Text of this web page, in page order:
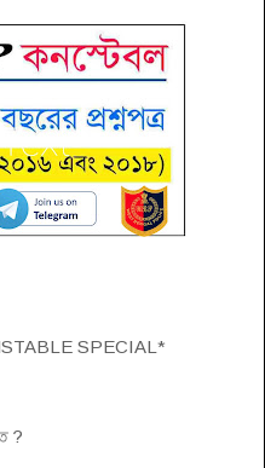
SPECIAL*
?